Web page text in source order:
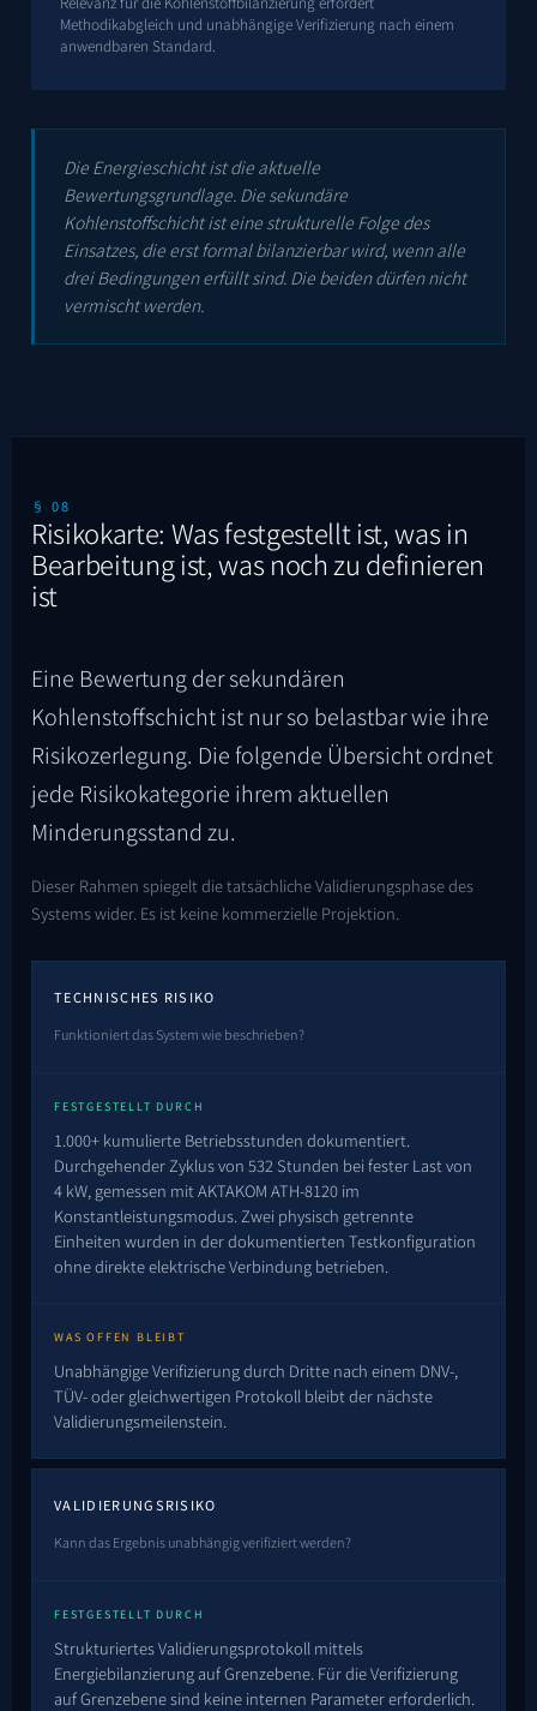
Methodikabgleich und unabhängige Verifizierung nach einem
anwendbaren Standard.
Die Energieschicht ist die aktuelle
Bewertungsgrundlage. Die sekundäre
Kohlenstoffschicht ist eine strukturelle Folge des
Einsatzes, die erst formal bilanzierbar wird, wenn alle
drei Bedingungen erfüllt sind. Die beiden dürfen nicht
vermischt werden.
§ 08
Risikokarte: Was festgestellt ist, was in
Bearbeitung ist, was noch zu definieren
ist
Eine Bewertung der sekundären
Kohlenstoffschicht ist nur so belastbar wie ihre
Risikozerlegung. Die folgende Übersicht ordnet
jede Risikokategorie ihrem aktuellen
Minderungsstand zu.
Dieser Rahmen spiegelt die tatsächliche Validierungsphase des
Systems wider. Es ist keine kommerzielle Projektion.
TECHNISCHES RISIKO
Funktioniert das System wie beschrieben?
FESTGESTELLT DURCH
1.000+ kumulierte Betriebsstunden dokumentiert.
Durchgehender Zyklus von 532 Stunden bei fester Last von
4 kW, gemessen mit AKTAKOM ATH-8120 im
Konstantleistungsmodus. Zwei physisch getrennte
Einheiten wurden in der dokumentierten Testkonfiguration
ohne direkte elektrische Verbindung betrieben.
WAS OFFEN BLEIBT
Unabhängige Verifizierung durch Dritte nach einem DNV-,
TÜV- oder gleichwertigen Protokoll bleibt der nächste
Validierungsmeilenstein.
VALIDIERUNGSRISIKO
Kann das Ergebnis unabhängig verifiziert werden?
FESTGESTELLT DURCH
Strukturiertes Validierungsprotokoll mittels
Energiebilanzierung auf Grenzebene. Für die Verifizierung
auf Grenzebene sind keine internen Parameter erforderlich.